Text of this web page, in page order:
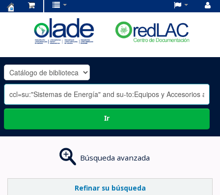
OLADE
-
Ir
Búsqueda avanzada
Refinar su búsqueda